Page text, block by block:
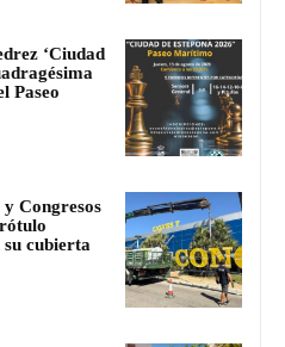
‘Ciudad
Paseo
Congresos
cubierta